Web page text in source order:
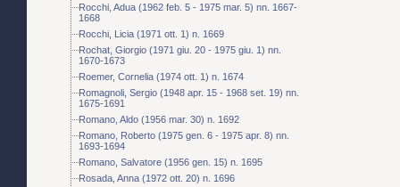
Rocchi, Adua (1962 feb. 5 - 1975 mar. 5) nn. 1667-
1668
Rocchi, Licia (1971 ott. 1) n. 1669
Rochat, Giorgio (1971 giu. 20 - 1975 giu. 1) nn.
1670-1673
Roemer, Cornelia (1974 ott. 1) n. 1674
Romagnoli, Sergio (1948 apr. 15 - 1968 set. 19) nn.
1675-1691
Romano, Aldo (1956 mar. 30) n. 1692
Romano, Roberto (1975 gen. 6 - 1975 apr. 8) nn.
1693-1694
Romano, Salvatore (1956 gen. 15) n. 1695
Rosada, Anna (1972 ott. 20) n. 1696